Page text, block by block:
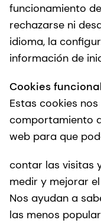
funcionamiento
rechazarse ni
idioma, la
información de
Cookies
Estas cookies
comportamiento
web para que
contar las visitas
medir y mejorar
Nos ayudan a
las menos